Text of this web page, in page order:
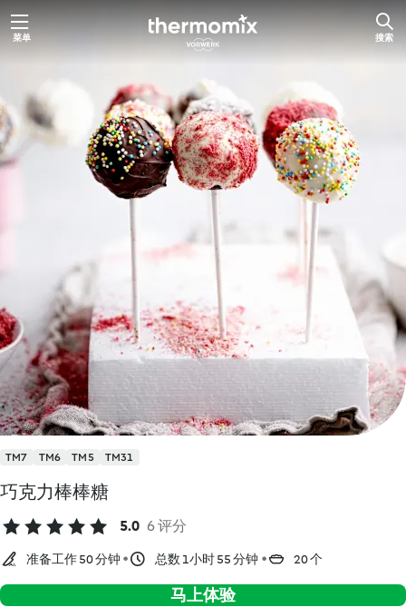
跳菜单 搜索
TM7 TM6 TM5 TM31
巧克力棒棒糖
5.0 6 评分
准备工作 50 分钟 总数 1小时 55 分钟 20 个
马上体验